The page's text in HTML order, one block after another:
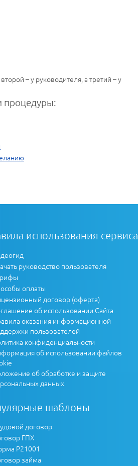
– у руководителя, а третий – у
процедуры:
использования сервиса
руководство пользователя
оплаты
договор (оферта)
об использовании Сайта
оказания информационной
пользователей
конфиденциальности
об использовании файлов
об обработке и защите
данных
шаблоны
договор
ГПХ
Р21001
займа